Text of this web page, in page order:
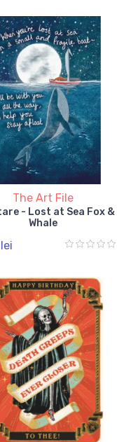
The Art File
- Lost at Sea Fox &
Whale